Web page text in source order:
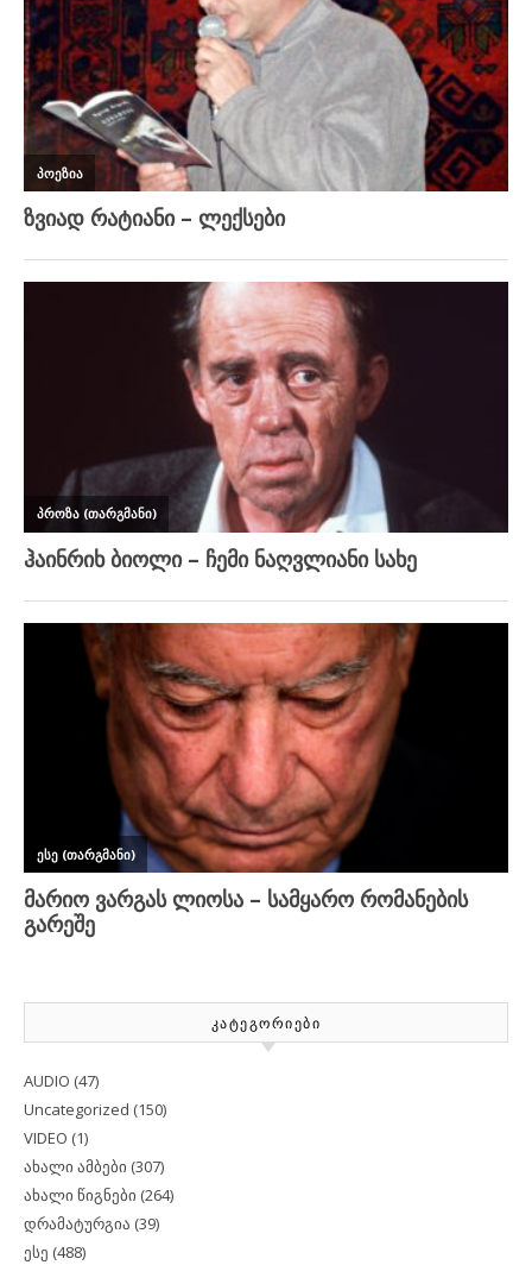
ᲙᲐᲢᲔᲒᲝᲠᲘᲔᲑᲘ
AUDIO (47)
Uncategorized (150)
VIDEO (1)
ახალი ამბები (307)
ახალი წიგნები (264)
დრამატურგია (39)
ესე (488)